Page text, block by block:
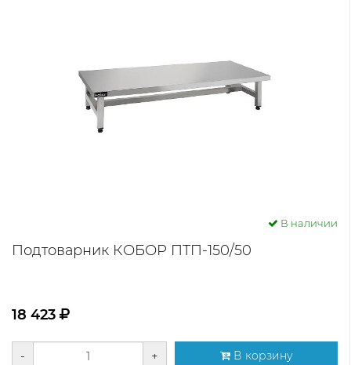
В наличии
Подтоварник КОБОР ПТП-150/50
18 423
- + В корзину